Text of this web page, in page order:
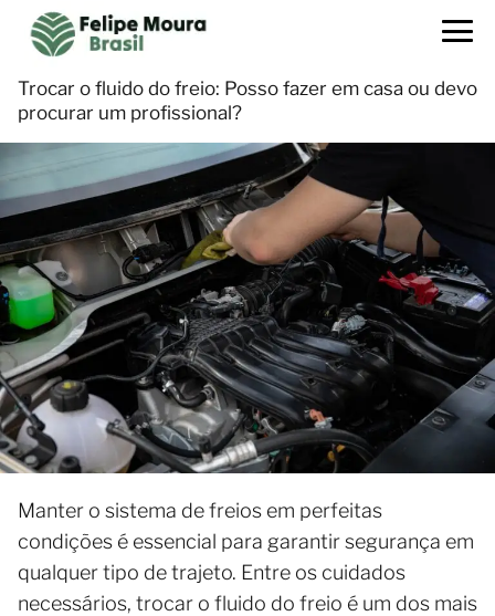
Trocar o fluido do freio: Posso fazer em casa ou devo
procurar um profissional?
Manter o sistema de freios em perfeitas
condições é essencial para garantir segurança em
qualquer tipo de trajeto. Entre os cuidados
necessários, trocar o fluido do freio é um dos mais